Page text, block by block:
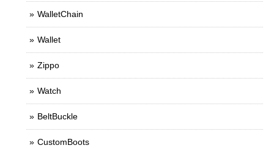
WalletChain
Wallet
Zippo
Watch
BeltBuckle
CustomBoots